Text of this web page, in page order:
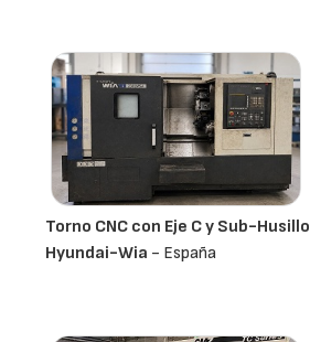
Torno CNC con Eje C y Sub-Husillo
Hyundai-Wia - España